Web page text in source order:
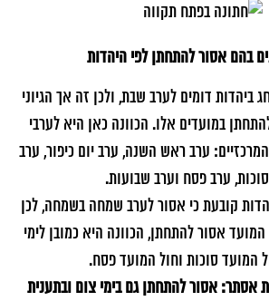
בהם אסור להתחתן לפי היהדות
ביהדות דומים לערב שבת, ולכן זה אך הגיוני
במועדים אלו. הכוונה כאן היא לערבי
ערב ראש השנה, ערב יום כיפור, ערב
סוכות, ערב פסח וערב שבועות.
קובעת כי אסור לערב שמחה בשמחה, לכן
אסור להתחתן, הכוונה היא כמובן לימי
המועד סוכות וחול המועד פסח.
אסתר: אסור להתחתן גם בימי צום ובתענית